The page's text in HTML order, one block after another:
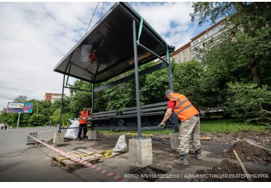
ФОТО: АЛИНА ШЕШЕНЯ / АДМИНИСТРАЦИЯ ЕКАТЕРИНБУРГА